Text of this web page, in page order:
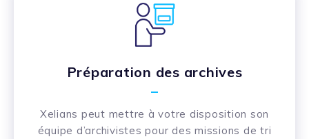
Préparation des archives
Xelians peut mettre à votre disposition son
équipe d’archivistes pour des missions de tri